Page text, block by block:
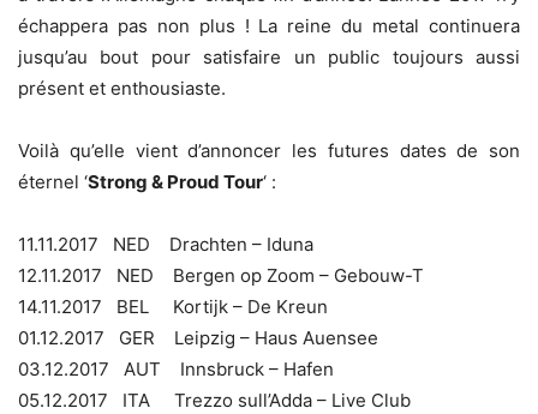
échappera pas non plus ! La reine du metal continuera
jusqu’au bout pour satisfaire un public toujours aussi
présent et enthousiaste.
Voilà qu’elle vient d’annoncer les futures dates de son
éternel ‘Strong & Proud Tour‘ :
11.11.2017 NED Drachten – Iduna
12.11.2017 NED Bergen op Zoom – Gebouw-T
14.11.2017 BEL Kortijk – De Kreun
01.12.2017 GER Leipzig – Haus Auensee
03.12.2017 AUT Innsbruck – Hafen
05.12.2017 ITA Trezzo sull’Adda – Live Club